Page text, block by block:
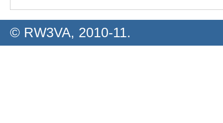
© RW3VA, 2010-11.